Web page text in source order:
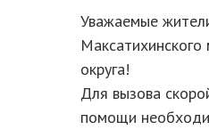
Уважаемые
Максатихинского
округа!
Для вызова
помощи